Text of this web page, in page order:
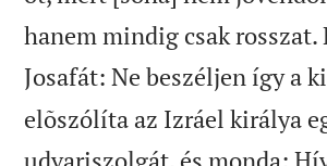
hanem mindig csak rosszat.
Josafát: Ne beszéljen így a
elõszólíta az Izráel királya
udvariszolgát, és monda: